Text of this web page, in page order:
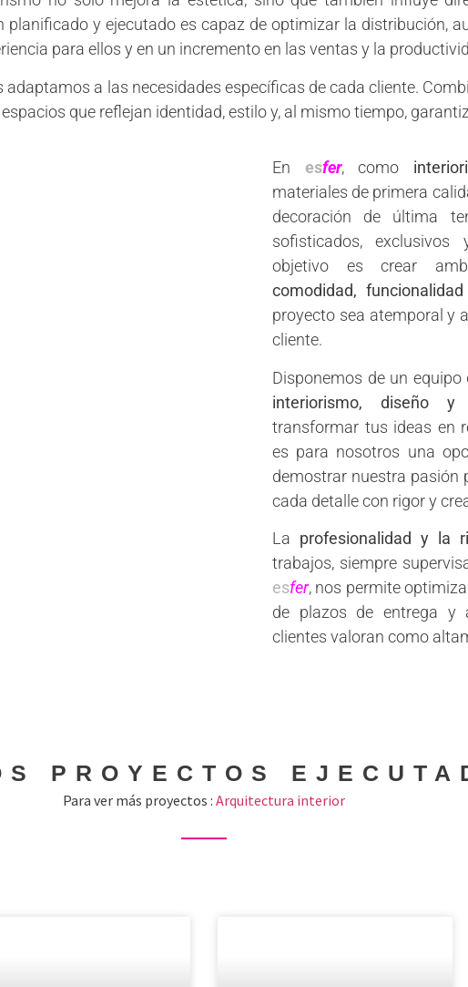
planificado y ejecutado es capaz de optimizar la distribución,
para ellos y en un incremento en las ventas y la
adaptamos a las necesidades específicas de cada cliente.
que reflejan identidad, estilo y, al mismo tiempo,
En esfer, como
materiales de primera
decoración de última
sofisticados,
objetivo es crear
comodidad,
proyecto sea atemporal y
cliente.
Disponemos de un equipo
interiorismo, diseño y
transformar tus ideas en
es para nosotros una
demostrar nuestra pasión
cada detalle con rigor y
La profesionalidad y la
trabajos, siempre
esfer, nos permite
de plazos de entrega y
clientes valoran como
PROYECTOS
Para ver más proyectos : Arquitectura interior